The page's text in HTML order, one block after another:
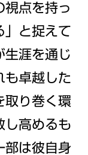
視点を持っ
」と捉えて
生涯を通じ
も卓越した
取り巻く環
し高めるも
部は彼自身